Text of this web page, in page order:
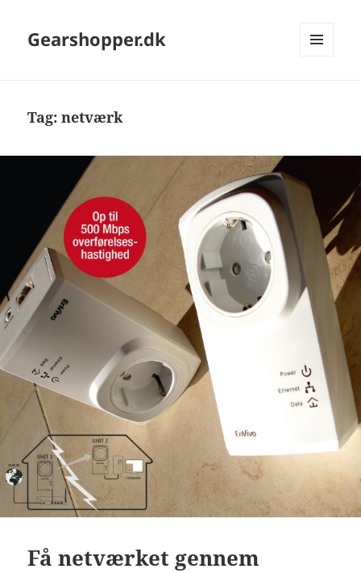
Gearshopper.dk
Tag:netværk
Få netværket gennem